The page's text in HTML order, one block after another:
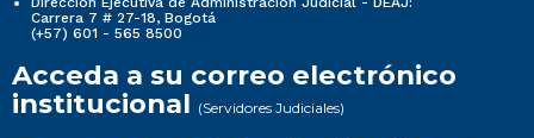
Carrera 7 # 27-18, Bogotá
(+57) 601 - 565 8500
Acceda a su correo electrónico
institucional (Servidores Judiciales)